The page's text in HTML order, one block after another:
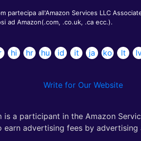
all'Amazon Services LLC
ad Amazon(.com, .co.uk, .ca ecc.).
hi hr hu id it ja ko lt
Write for Our Website
a participant in the Amazon
earn advertising fees by